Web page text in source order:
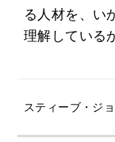
る人材を、い
理解している
スティーブ・ジ